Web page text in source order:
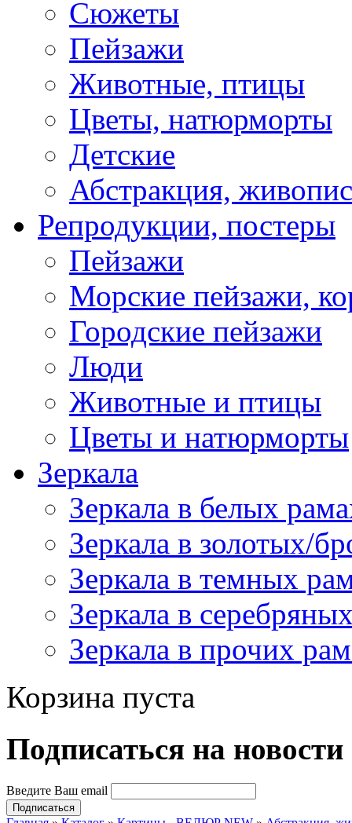
Сюжеты
Пейзажи
Животные, птицы
Цветы, натюрморты
Детские
Абстракция,
Репродукции, постеры
Пейзажи
Морские пейзажи,
Городские пейзажи
Люди
Животные и птицы
Цветы и натюрморты
Зеркала
Зеркала в белых
Зеркала в золотых/
Зеркала в темных
Зеркала в
Зеркала в прочих
Корзина пуста
Подпиcаться на новости
Введите Ваш email